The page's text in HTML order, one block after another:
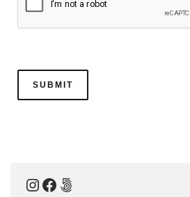
Instagram
Facebook
500px